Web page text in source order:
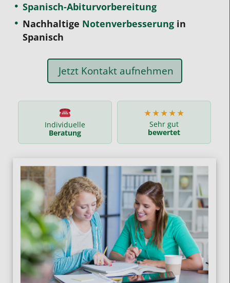
Spanisch-Abiturvorbereitung
Nachhaltige Notenverbesserung in
Spanisch
Jetzt Kontakt aufnehmen
Individuelle
Beratung
★★★★★
Sehr gut
bewertet